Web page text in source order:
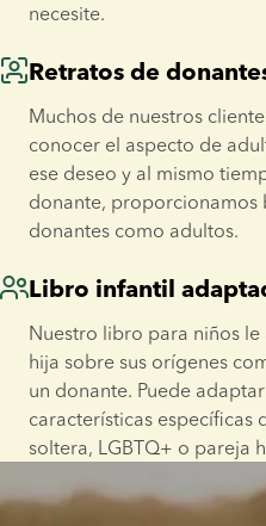
necesite.
Retratos de
Muchos de nuestros
conocer el aspecto de
ese deseo y al mismo
donante, proporcionamos
donantes como adultos.
Libro infantil
Nuestro libro para niños
hija sobre sus orígenes
un donante. Puede
características específicas
soltera, LGBTQ+ o pareja